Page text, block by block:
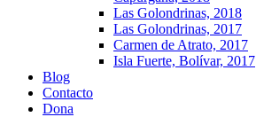
Las Golondrinas, 2018
Las Golondrinas, 2017
Carmen de Atrato, 2017
Isla Fuerte, Bolívar, 2017
Blog
Contacto
Dona